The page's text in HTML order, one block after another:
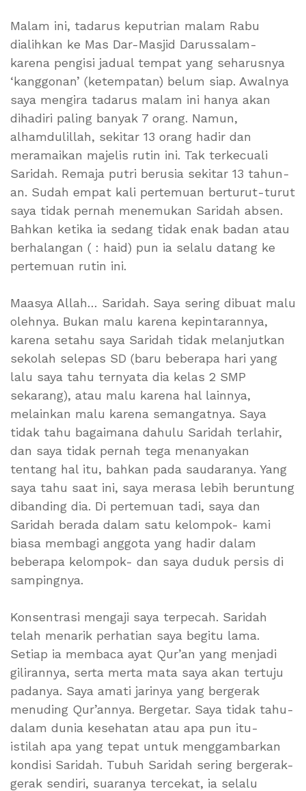
Malam ini, tadarus keputrian malam Rabu
dialihkan ke Mas Dar-Masjid Darussalam-
karena pengisi jadual tempat yang seharusnya
‘kanggonan’ (ketempatan) belum siap. Awalnya
saya mengira tadarus malam ini hanya akan
dihadiri paling banyak 7 orang. Namun,
alhamdulillah, sekitar 13 orang hadir dan
meramaikan majelis rutin ini. Tak terkecuali
Saridah. Remaja putri berusia sekitar 13 tahun-
an. Sudah empat kali pertemuan berturut-turut
saya tidak pernah menemukan Saridah absen.
Bahkan ketika ia sedang tidak enak badan atau
berhalangan ( : haid) pun ia selalu datang ke
pertemuan rutin ini.
Maasya Allah… Saridah. Saya sering dibuat malu
olehnya. Bukan malu karena kepintarannya,
karena setahu saya Saridah tidak melanjutkan
sekolah selepas SD (baru beberapa hari yang
lalu saya tahu ternyata dia kelas 2 SMP
sekarang), atau malu karena hal lainnya,
melainkan malu karena semangatnya. Saya
tidak tahu bagaimana dahulu Saridah terlahir,
dan saya tidak pernah tega menanyakan
tentang hal itu, bahkan pada saudaranya. Yang
saya tahu saat ini, saya merasa lebih beruntung
dibanding dia. Di pertemuan tadi, saya dan
Saridah berada dalam satu kelompok- kami
biasa membagi anggota yang hadir dalam
beberapa kelompok- dan saya duduk persis di
sampingnya.
Konsentrasi mengaji saya terpecah. Saridah
telah menarik perhatian saya begitu lama.
Setiap ia membaca ayat Qur’an yang menjadi
gilirannya, serta merta mata saya akan tertuju
padanya. Saya amati jarinya yang bergerak
menuding Qur’annya. Bergetar. Saya tidak tahu-
dalam dunia kesehatan atau apa pun itu-
istilah apa yang tepat untuk menggambarkan
kondisi Saridah. Tubuh Saridah sering bergerak-
gerak sendiri, suaranya tercekat, ia selalu